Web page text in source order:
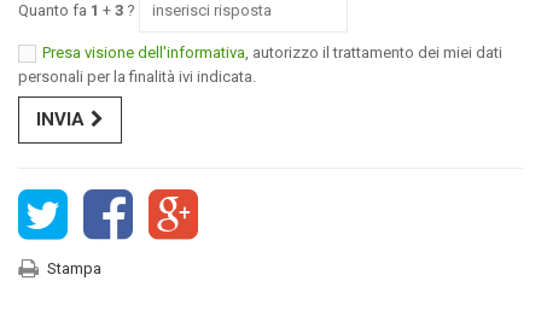
Quanto fa 1 + 3 ?
Presa visione dell'informativa , autorizzo il trattamento dei miei dati
personali per la finalità ivi indicata.
INVIA
Stampa